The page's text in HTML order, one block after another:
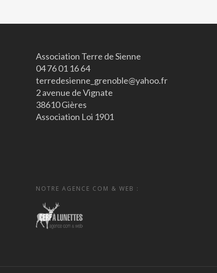
Association Terre de Sienne
04 76 01 16 64
terredesienne_grenoble@yahoo.fr
2 avenue de Vignate
38610 Gières
Association Loi 1901
NOTRE AGENCE COM & WEB :